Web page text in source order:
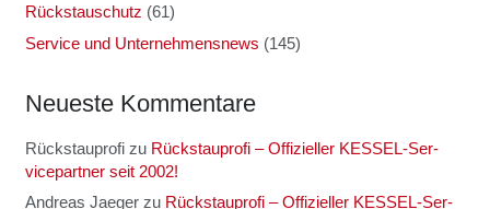
Rückstauschutz (61)
Service und Unternehmensnews (145)
Neu­es­te Kom­men­ta­re
Rückstauprofizu Rück­stau­pro­fi – Offi­zi­el­ler KES­SEL-Ser­
vice­part­ner seit 2002!
Andreas Jaegerzu Rück­stau­pro­fi – Offi­zi­el­ler KES­SEL-Ser­